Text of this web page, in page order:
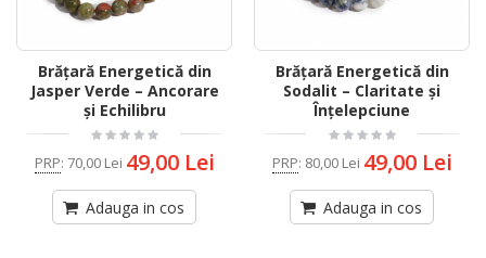
Brățară Energetică din
Jasper Verde – Ancorare
și Echilibru
PRP: 70,00 Lei 49,00 Lei
Adauga in cos
Brățară Energetică din
Sodalit – Claritate și
Înțelepciune
PRP: 80,00 Lei 49,00 Lei
Adauga in cos